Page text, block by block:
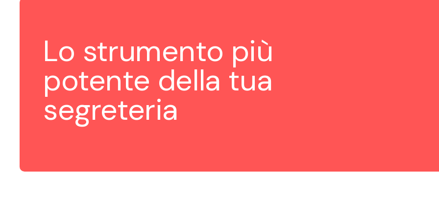
Lo strumento più
potente della tua
segreteria